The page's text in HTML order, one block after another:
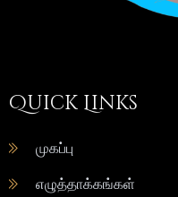
Quick Links
முகப்பு
எழுத்தாக்கங்கள்